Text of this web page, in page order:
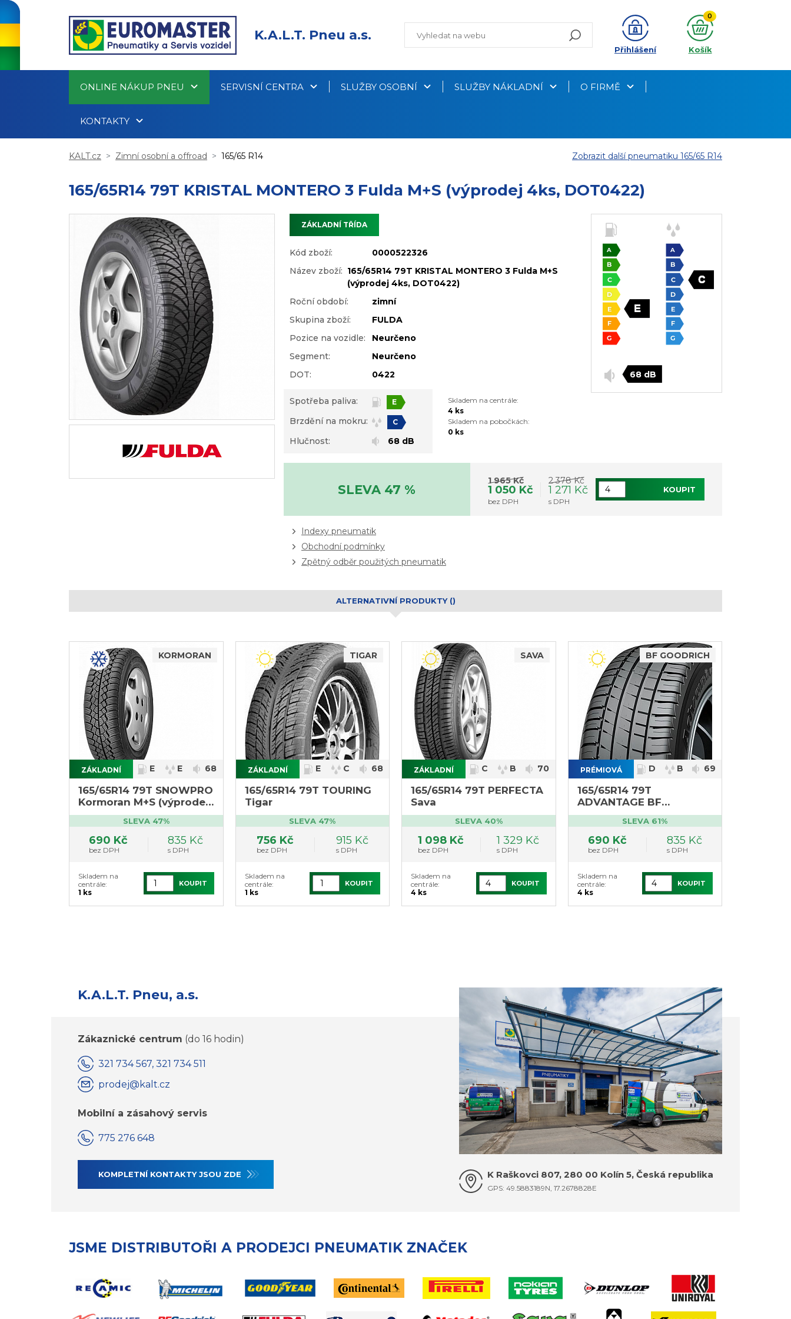
K.A.L.T. Pneu a.s.
Přihlášení Košík
0
ONLINE NÁKUP PNEU SERVISNÍ CENTRA SLUŽBY OSOBNÍ SLUŽBY NÁKLADNÍ O FIRMĚ
KONTAKTY
KALT.cz Zimní osobní a offroad 165/65 R14 Zobrazit další pneumatiku 165/65 R14
165/65R14 79T KRISTAL MONTERO 3 Fulda M+S (výprodej 4ks, DOT0422)
ZÁKLADNÍ TŘÍDA
Kód zboží:
0000522326
Název zboží: 165/65R14 79T KRISTAL MONTERO 3 Fulda M+S
(výprodej 4ks, DOT0422)
Roční období:
zimní
Skupina zboží:
FULDA
Pozice na vozidle:
Neurčeno
Segment:
Neurčeno
DOT:
0422
Spotřeba paliva: E
Brzdění na mokru: C
Hlučnost: 68 dB
Skladem na centrále:
4 ks
Skladem na pobočkách:
0 ks
68 dB
SLEVA 47 %
1 965 Kč
1 050 Kč
bez DPH
2 378 Kč
1 271 Kč
s DPH
KOUPIT
Indexy pneumatik
Obchodní podmínky
Zpětný odběr použitých pneumatik
ALTERNATIVNÍ PRODUKTY ()
KORMORAN
ZÁKLADNÍ E E 68
165/65R14 79T SNOWPRO
Kormoran M+S (výprodej
1ks, DOT3220)
SLEVA 47%
690 Kč
bez DPH
835 Kč
s DPH
Skladem na
centrále:
1 ks
KOUPIT
TIGAR
ZÁKLADNÍ E C 68
165/65R14 79T TOURING
Tigar
SLEVA 47%
756 Kč
bez DPH
915 Kč
s DPH
Skladem na
centrále:
1 ks
KOUPIT
SAVA
ZÁKLADNÍ C B 70
165/65R14 79T PERFECTA
Sava
SLEVA 40%
1 098 Kč
bez DPH
1 329 Kč
s DPH
Skladem na
centrále:
4 ks
KOUPIT
BF GOODRICH
PRÉMIOVÁ D B 69
165/65R14 79T
ADVANTAGE BF
Goodrich (výprodej 4ks,
DOT3220)SLEVA 61%
690 Kč
bez DPH
835 Kč
s DPH
Skladem na
centrále:
4 ks
KOUPIT
K.A.L.T. Pneu, a.s.
Zákaznické centrum (do 16 hodin)
321 734 567, 321 734 511
prodej@kalt.cz
Mobilní a zásahový servis
775 276 648
KOMPLETNÍ KONTAKTY JSOU ZDE K Raškovci 807, 280 00 Kolín 5, Česká republika
GPS: 49.5883189N, 17.2678828E
JSME DISTRIBUTOŘI A PRODEJCI PNEUMATIK ZNAČEK